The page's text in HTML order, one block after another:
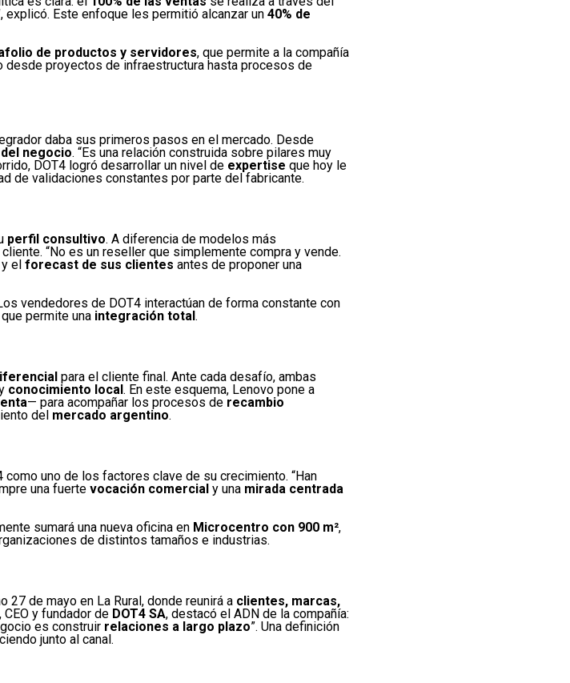
explicó. Este enfoque les permitió alcanzar un 40% de
de productos y servidores, que permite a la compañía
desde proyectos de infraestructura hasta procesos de
daba sus primeros pasos en el mercado. Desde
negocio. “Es una relación construida sobre pilares muy
DOT4 logró desarrollar un nivel de expertise que hoy le
de validaciones constantes por parte del fabricante.
perfil consultivo. A diferencia de modelos más
“No es un reseller que simplemente compra y vende.
y el forecast de sus clientes antes de proponer una
vendedores de DOT4 interactúan de forma constante con
permite una integración total.
para el cliente final. Ante cada desafío, ambas
conocimiento local. En este esquema, Lenovo pone a
— para acompañar los procesos de recambio
del mercado argentino.
como uno de los factores clave de su crecimiento. “Han
una fuerte vocación comercial y una mirada centrada
sumará una nueva oficina en Microcentro con 900 m²,
de distintos tamaños e industrias.
27 de mayo en La Rural, donde reunirá a clientes, marcas,
, CEO y fundador de DOT4 SA, destacó el ADN de la compañía:
es construir relaciones a largo plazo”. Una definición
junto al canal.